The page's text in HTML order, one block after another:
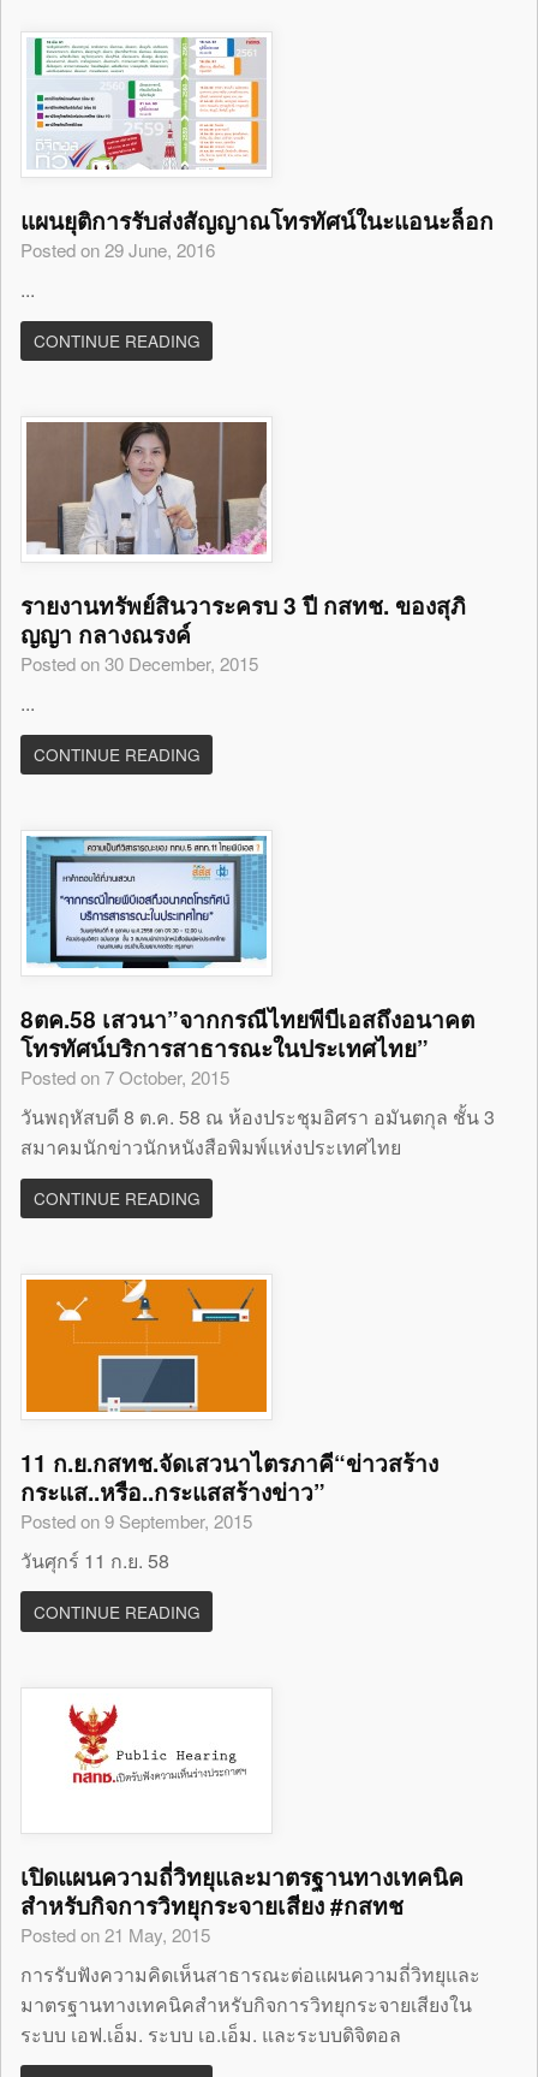
แผนยุติการรับส่งสัญญาณโทรทัศน์ในะแอนะล็อก
Posted on 29 June, 2016
...
CONTINUE READING
รายงานทรัพย์สินวาระครบ 3 ปี กสทช. ของสุภิ
ญญา กลางณรงค์
Posted on 30 December, 2015
...
CONTINUE READING
8ตค.58 เสวนา”จากกรณีไทยพีบีเอสถึงอนาคต
โทรทัศน์บริการสาธารณะในประเทศไทย”
Posted on 7 October, 2015
วันพฤหัสบดี 8 ต.ค. 58 ณ ห้องประชุมอิศรา อมันตกุล ชั้น 3
สมาคมนักข่าวนักหนังสือพิมพ์แห่งประเทศไทย
CONTINUE READING
11 ก.ย.กสทช.จัดเสวนาไตรภาคี“ข่าวสร้าง
กระแส..หรือ..กระแสสร้างข่าว”
Posted on 9 September, 2015
วันศุกร์ 11 ก.ย. 58
CONTINUE READING
เปิดแผนความถี่วิทยุและมาตรฐานทางเทคนิค
สำหรับกิจการวิทยุกระจายเสียง #กสทช
Posted on 21 May, 2015
การรับฟังความคิดเห็นสาธารณะต่อแผนความถี่วิทยุและ
มาตรฐานทางเทคนิคสำหรับกิจการวิทยุกระจายเสียงใน
ระบบ เอฟ.เอ็ม. ระบบ เอ.เอ็ม. และระบบดิจิตอล